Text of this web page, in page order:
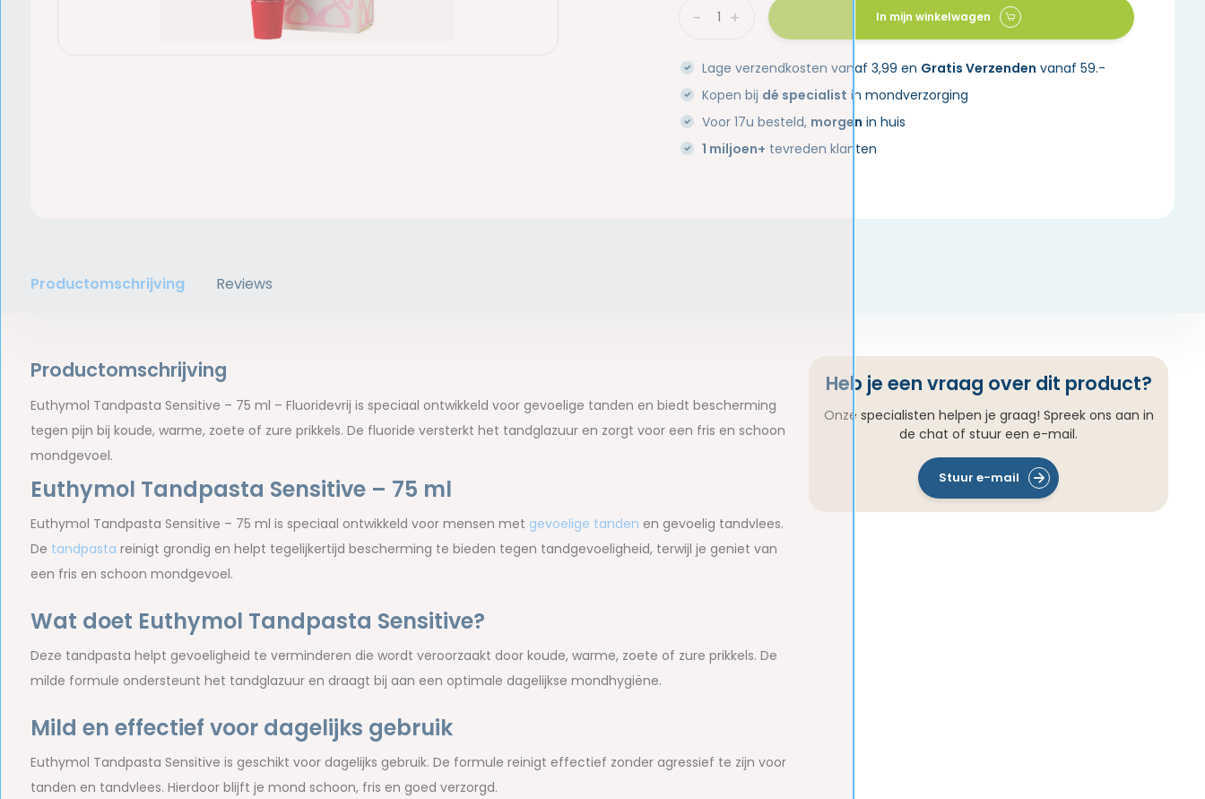
+
- In mijn winkelwagen
Lage verzendkosten vanaf 3,99 en Gratis Verzenden vanaf 59.-
Kopen bij dé specialist in mondverzorging
Voor 17u besteld, morgen in huis
1 miljoen+ tevreden klanten
Productomschrijving Reviews
Productomschrijving
Euthymol Tandpasta Sensitive – 75 ml – Fluoridevrij is speciaal ontwikkeld voor gevoelige tanden en biedt bescherming
tegen pijn bij koude, warme, zoete of zure prikkels. De fluoride versterkt het tandglazuur en zorgt voor een fris en schoon
mondgevoel.
Euthymol Tandpasta Sensitive – 75 ml
Euthymol Tandpasta Sensitive – 75 ml is speciaal ontwikkeld voor mensen met gevoelige tanden en gevoelig tandvlees.
De tandpasta reinigt grondig en helpt tegelijkertijd bescherming te bieden tegen tandgevoeligheid, terwijl je geniet van
een fris en schoon mondgevoel.
Wat doet Euthymol Tandpasta Sensitive?
Deze tandpasta helpt gevoeligheid te verminderen die wordt veroorzaakt door koude, warme, zoete of zure prikkels. De
milde formule ondersteunt het tandglazuur en draagt bij aan een optimale dagelijkse mondhygiëne.
Mild en effectief voor dagelijks gebruik
Euthymol Tandpasta Sensitive is geschikt voor dagelijks gebruik. De formule reinigt effectief zonder agressief te zijn voor
tanden en tandvlees. Hierdoor blijft je mond schoon, fris en goed verzorgd.
Heb je een vraag over dit product?
Onze specialisten helpen je graag! Spreek ons aan in
de chat of stuur een e-mail.
Stuur e-mail